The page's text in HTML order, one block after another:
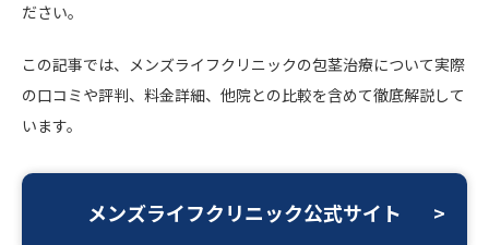
ださい。
この記事では、メンズライフクリニックの包茎治療について実際
の口コミや評判、料金詳細、他院との比較を含めて徹底解説して
います。
メンズライフクリニック公式サイト